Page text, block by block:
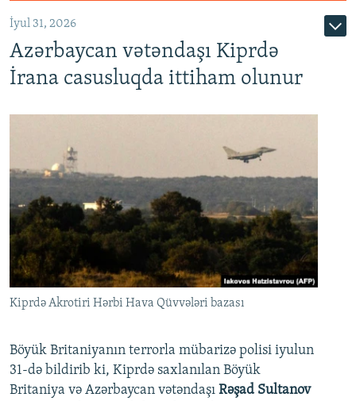
İyul 31, 2026
Azərbaycan vətəndaşı Kiprdə
İrana casusluqda ittiham olunur
Kiprdə Akrotiri Hərbi Hava Qüvvələri bazası
Böyük Britaniyanın terrorla mübarizə polisi iyulun
31-də bildirib ki, Kiprdə saxlanılan Böyük
Britaniya və Azərbaycan vətəndaşı Rəşad Sultanov